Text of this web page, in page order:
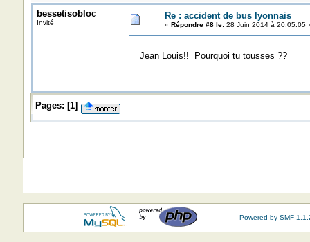
bessetisobloc
Invité
Re : accident de bus lyonnais
« Répondre #8 le:28 Juin 2014 à 20:05:05
Jean Louis!! Pourquoi tu tousses ??
Pages: [1]
Powered by SMF